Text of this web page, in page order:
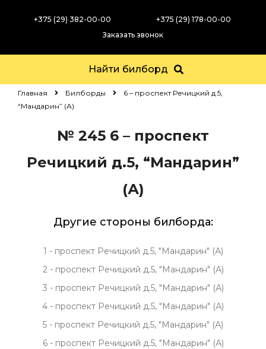
+375 (29) 382-00-00
+375 (29) 178-00-00
Заказать звонок
Найти билборд
Главная Билборды
6 – проспект Речицкий д.5,
“Мандарин” (А)
№ 245 6 – проспект
Речицкий д.5, “Мандарин”
(А)
Другие стороны билборда:
1 - проспект Речицкий д.5, "Мандарин" (А)
2 - проспект Речицкий д.5, "Мандарин" (А)
3 - проспект Речицкий д.5, "Мандарин" (А)
4 - проспект Речицкий д.5, "Мандарин" (А)
5 - проспект Речицкий д.5, "Мандарин" (А)
6 - проспект Речицкий д.5, "Мандарин" (А)